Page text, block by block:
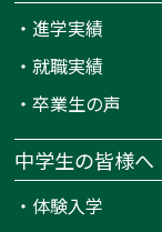
・進学実績
・就職実績
・卒業生の声
中学生の皆様へ
・ 体験入学